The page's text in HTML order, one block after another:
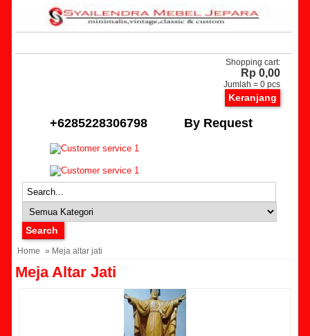
Shopping cart:
Rp 0,00
Jumlah =0 pcs
Keranjang
+6285228306798 By Request
Home » Meja altar jati
Meja Altar Jati